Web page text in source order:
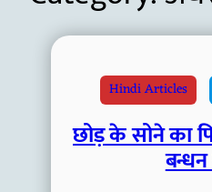
Hindi Articles
छोड़ के सोने का